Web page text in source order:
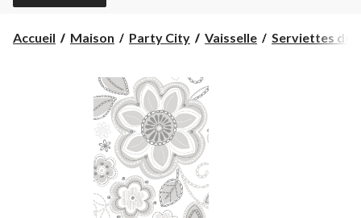
Accueil Maison Party City Vaisselle Serviettes de